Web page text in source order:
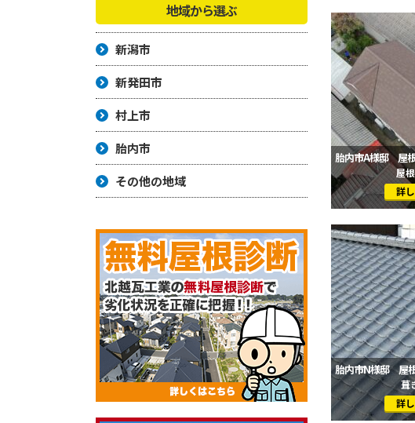
胎内市A様邸 屋
屋
詳
葺
詳
地域から選ぶ
新潟市
新発田市
村上市
胎内市
その他の地域